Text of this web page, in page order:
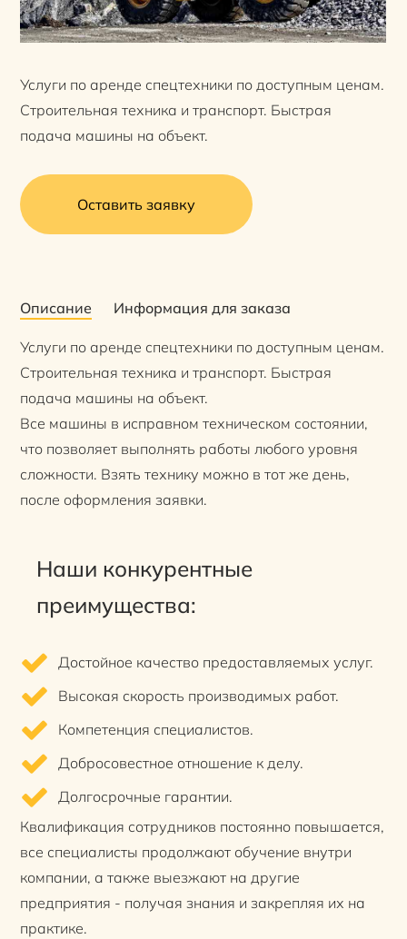
Услуги по аренде спецтехники по доступным ценам.
Строительная техника и транспорт. Быстрая
подача машины на объект.
Оставить заявку
Описание Информация для заказа
Услуги по аренде спецтехники по доступным ценам.
Строительная техника и транспорт. Быстрая
подача машины на объект.
Все машины в исправном техническом состоянии,
что позволяет выполнять работы любого уровня
сложности. Взять технику можно в тот же день,
после оформления заявки.
Наши конкурентные
преимущества:
Достойное качество предоставляемых услуг.
Высокая скорость производимых работ.
Компетенция специалистов.
Добросовестное отношение к делу.
Долгосрочные гарантии.
Квалификация сотрудников постоянно повышается,
все специалисты продолжают обучение внутри
компании, а также выезжают на другие
предприятия - получая знания и закрепляя их на
практике.